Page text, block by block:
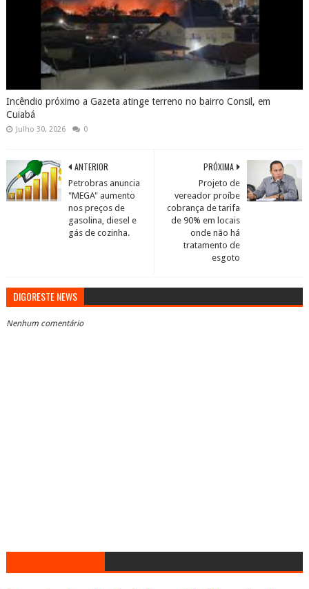
Incêndio próximo a Gazeta atinge terreno no bairro Consil, em
Cuiabá
Julho 30, 2026 0
PRÓXIMA
Projeto de
vereador proíbe
cobrança de tarifa
de 90% em locais
onde não há
tratamento de
esgoto
ANTERIOR
Petrobras anuncia
"MEGA" aumento
nos preços de
gasolina, diesel e
gás de cozinha.
DIGORESTE NEWS
Nenhum comentário